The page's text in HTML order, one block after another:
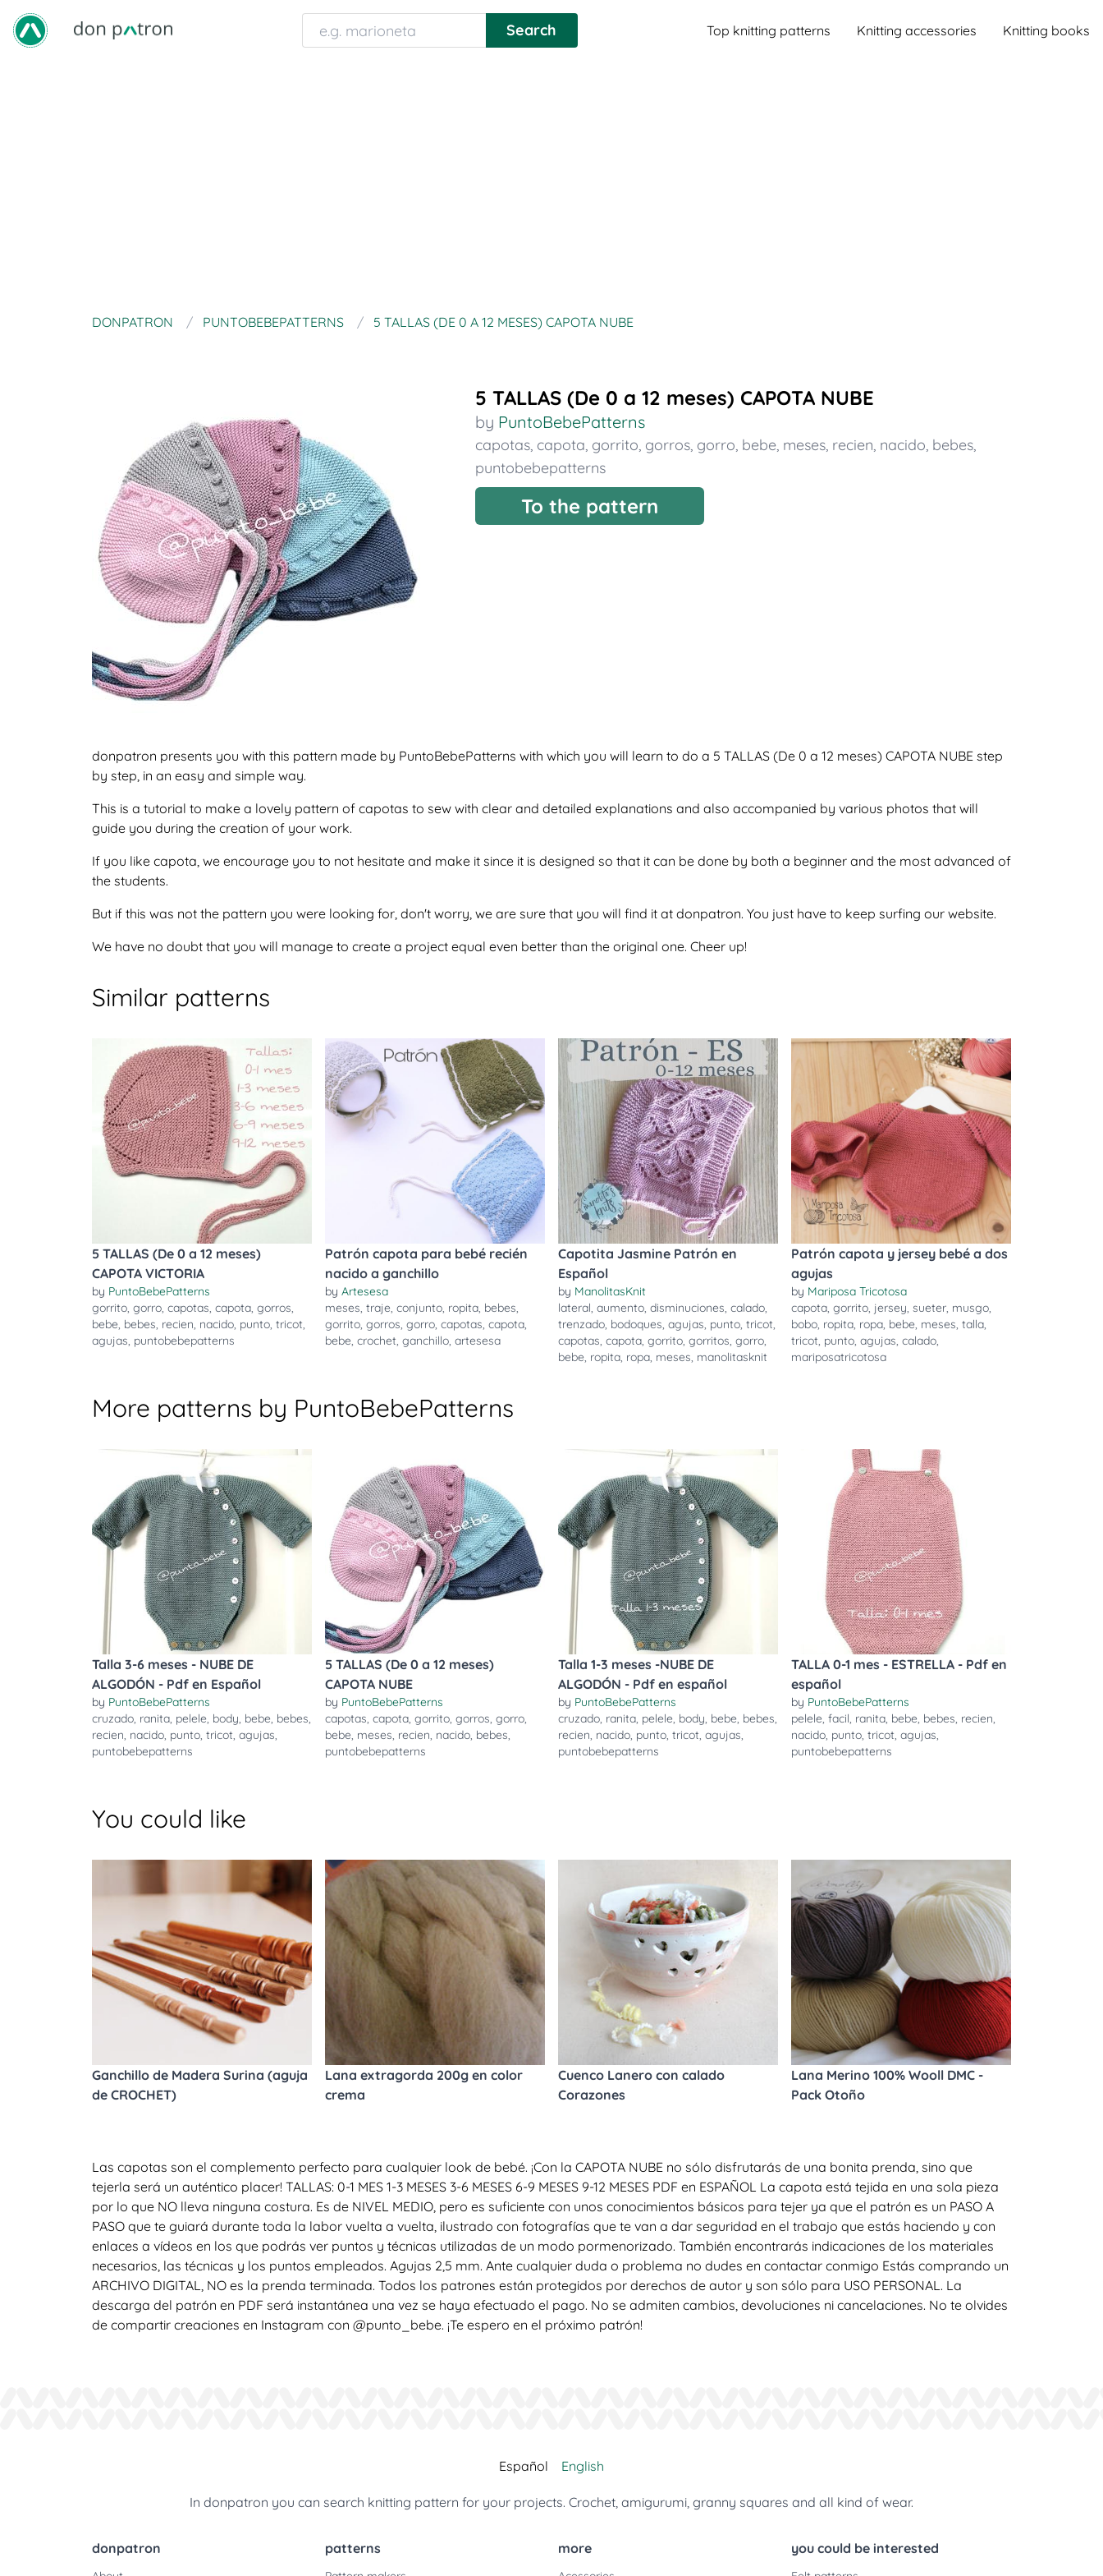
Top knitting patterns Knitting accessories Knitting books
DONPATRON PUNTOBEBEPATTERNS 5 TALLAS (DE 0 A 12 MESES) CAPOTA NUBE
5 TALLAS (De 0 a 12 meses) CAPOTA NUBE
by PuntoBebePatterns
capotas, capota, gorrito, gorros, gorro, bebe, meses, recien, nacido, bebes,
puntobebepatterns
To the pattern
donpatron presents you with this pattern made by PuntoBebePatterns with which you will learn to do a 5 TALLAS (De 0 a 12 meses) CAPOTA NUBE step
by step, in an easy and simple way.
This is a tutorial to make a lovely pattern of capotas to sew with clear and detailed explanations and also accompanied by various photos that will
guide you during the creation of your work.
If you like capota, we encourage you to not hesitate and make it since it is designed so that it can be done by both a beginner and the most advanced of
the students.
But if this was not the pattern you were looking for, don't worry, we are sure that you will find it at donpatron. You just have to keep surfing our website.
We have no doubt that you will manage to create a project equal even better than the original one. Cheer up!
Similar patterns
5 TALLAS (De 0 a 12 meses)
CAPOTA VICTORIA
by PuntoBebePatterns
gorrito, gorro, capotas, capota, gorros,
bebe, bebes, recien, nacido, punto, tricot,
agujas, puntobebepatterns
Patrón capota para bebé recién
nacido a ganchillo
by Artesesa
meses, traje, conjunto, ropita, bebes,
gorrito, gorros, gorro, capotas, capota,
bebe, crochet, ganchillo, artesesa
Capotita Jasmine Patrón en
Español
by ManolitasKnit
lateral, aumento, disminuciones, calado,
trenzado, bodoques, agujas, punto, tricot,
capotas, capota, gorrito, gorritos, gorro,
bebe, ropita, ropa, meses, manolitasknit
Patrón capota y jersey bebé a dos
agujas
by Mariposa Tricotosa
capota, gorrito, jersey, sueter, musgo,
bobo, ropita, ropa, bebe, meses, talla,
tricot, punto, agujas, calado,
mariposatricotosa
More patterns by PuntoBebePatterns
Talla 3-6 meses - NUBE DE
ALGODÓN - Pdf en Español
by PuntoBebePatterns
cruzado, ranita, pelele, body, bebe, bebes,
recien, nacido, punto, tricot, agujas,
puntobebepatterns
5 TALLAS (De 0 a 12 meses)
CAPOTA NUBE
by PuntoBebePatterns
capotas, capota, gorrito, gorros, gorro,
bebe, meses, recien, nacido, bebes,
puntobebepatterns
Talla 1-3 meses -NUBE DE
ALGODÓN - Pdf en español
by PuntoBebePatterns
cruzado, ranita, pelele, body, bebe, bebes,
recien, nacido, punto, tricot, agujas,
puntobebepatterns
TALLA 0-1 mes - ESTRELLA - Pdf en
español
by PuntoBebePatterns
pelele, facil, ranita, bebe, bebes, recien,
nacido, punto, tricot, agujas,
puntobebepatterns
You could like
Ganchillo de Madera Surina (aguja
de CROCHET)
Lana extragorda 200g en color
crema
Cuenco Lanero con calado
Corazones
Lana Merino 100% Wooll DMC -
Pack Otoño
Las capotas son el complemento perfecto para cualquier look de bebé. ¡Con la CAPOTA NUBE no sólo disfrutarás de una bonita prenda, sino que
tejerla será un auténtico placer! TALLAS: 0-1 MES 1-3 MESES 3-6 MESES 6-9 MESES 9-12 MESES PDF en ESPAÑOL La capota está tejida en una sola pieza
por lo que NO lleva ninguna costura. Es de NIVEL MEDIO, pero es suficiente con unos conocimientos básicos para tejer ya que el patrón es un PASO A
PASO que te guiará durante toda la labor vuelta a vuelta, ilustrado con fotografías que te van a dar seguridad en el trabajo que estás haciendo y con
enlaces a vídeos en los que podrás ver puntos y técnicas utilizadas de un modo pormenorizado. También encontrarás indicaciones de los materiales
necesarios, las técnicas y los puntos empleados. Agujas 2,5 mm. Ante cualquier duda o problema no dudes en contactar conmigo Estás comprando un
ARCHIVO DIGITAL, NO es la prenda terminada. Todos los patrones están protegidos por derechos de autor y son sólo para USO PERSONAL. La
descarga del patrón en PDF será instantánea una vez se haya efectuado el pago. No se admiten cambios, devoluciones ni cancelaciones. No te olvides
de compartir creaciones en Instagram con @punto_bebe. ¡Te espero en el próximo patrón!
Español English
In donpatron you can search knitting pattern for your projects. Crochet, amigurumi, granny squares and all kind of wear.
donpatron patterns more you could be interested